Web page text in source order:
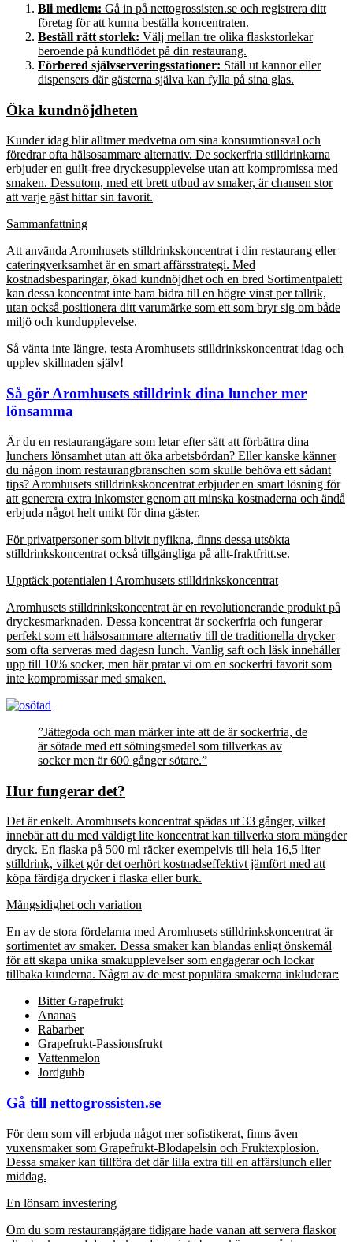
Bli medlem: Gå in på nettogrossisten.se och registrera ditt
företag för att kunna beställa koncentraten.
Beställ rätt storlek: Välj mellan tre olika flaskstorlekar
beroende på kundflödet på din restaurang.
Förbered självserveringsstationer: Ställ ut kannor eller
dispensers där gästerna själva kan fylla på sina glas.
Öka kundnöjdheten
Kunder idag blir alltmer medvetna om sina konsumtionsval och
föredrar ofta hälsosammare alternativ. De sockerfria stilldrinkarna
erbjuder en guilt-free dryckesupplevelse utan att kompromissa med
smaken. Dessutom, med ett brett utbud av smaker, är chansen stor
att varje gäst hittar sin favorit.
Sammanfattning
Att använda Aromhusets stilldrinkskoncentrat i din restaurang eller
cateringverksamhet är en smart affärsstrategi. Med
kostnadsbesparingar, ökad kundnöjdhet och en bred Sortimentpalett
kan dessa koncentrat inte bara bidra till en högre vinst per tallrik,
utan också positionera ditt varumärke som ett som bryr sig om både
miljö och kundupplevelse.
Så vänta inte längre, testa Aromhusets stilldrinkskoncentrat idag och
upplev skillnaden själv!
Så gör Aromhusets stilldrink dina luncher mer
lönsamma
Är du en restaurangägare som letar efter sätt att förbättra dina
lunchers lönsamhet utan att öka arbetsbördan? Eller kanske känner
du någon inom restaurangbranschen som skulle behöva ett sådant
tips? Aromhusets stilldrinkskoncentrat erbjuder en smart lösning för
att generera extra inkomster genom att minska kostnaderna och ändå
erbjuda något helt unikt för dina gäster.
För privatpersoner som blivit nyfikna, finns dessa utsökta
stilldrinkskoncentrat också tillgängliga på allt-fraktfritt.se.
Upptäck potentialen i Aromhusets stilldrinkskoncentrat
Aromhusets stilldrinkskoncentrat är en revolutionerande produkt på
dryckesmarknaden. Dessa koncentrat är sockerfria och fungerar
perfekt som ett hälsosammare alternativ till de traditionella drycker
som ofta serveras med dagesn lunch. Vanlig saft och läsk innehåller
upp till 10% socker, men här pratar vi om en sockerfri favorit som
inte kompromissar med smaken.
”Jättegoda och man märker inte att de är sockerfria, de
är sötade med ett sötningsmedel som tillverkas av
socker men är 600 gånger sötare.”
Hur fungerar det?
Det är enkelt. Aromhusets koncentrat spädas ut 33 gånger, vilket
innebär att du med väldigt lite koncentrat kan tillverka stora mängder
dryck. En flaska på 500 ml räcker exempelvis till hela 16,5 liter
stilldrink, vilket gör det oerhört kostnadseffektivt jämfört med att
köpa färdiga drycker i flaska eller burk.
Mångsidighet och variation
En av de stora fördelarna med Aromhusets stilldrinkskoncentrat är
sortimentet av smaker. Dessa smaker kan blandas enligt önskemål
för att skapa unika smakupplevelser som engagerar och lockar
tillbaka kunderna. Några av de mest populära smakerna inkluderar:
Bitter Grapefrukt
Ananas
Rabarber
Grapefrukt-Passionsfrukt
Vattenmelon
Jordgubb
Gå till nettogrossisten.se
För dem som vill erbjuda något mer sofistikerat, finns även
vuxensmaker som Grapefrukt-Blodapelsin och Fruktexplosion.
Dessa smaker kan tillföra det där lilla extra till en affärslunch eller
middag.
En lönsam investering
Om du som restaurangägare tidigare hade vanan att servera flaskor